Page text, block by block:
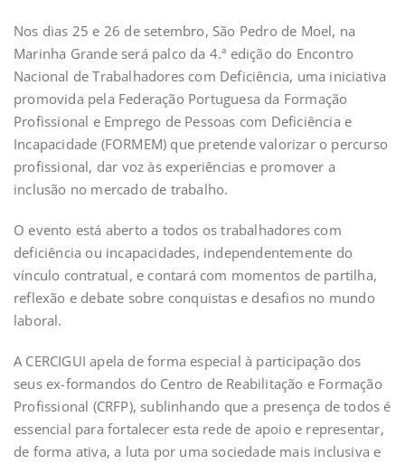
Nos dias 25 e 26 de setembro, São Pedro de Moel, na
Marinha Grande será palco da 4.ª edição do Encontro
Nacional de Trabalhadores com Deficiência, uma iniciativa
promovida pela Federação Portuguesa da Formação
Profissional e Emprego de Pessoas com Deficiência e
Incapacidade (FORMEM) que pretende valorizar o percurso
profissional, dar voz às experiências e promover a
inclusão no mercado de trabalho.
O evento está aberto a todos os trabalhadores com
deficiência ou incapacidades, independentemente do
vínculo contratual, e contará com momentos de partilha,
reflexão e debate sobre conquistas e desafios no mundo
laboral.
A CERCIGUI apela de forma especial à participação dos
seus ex-formandos do Centro de Reabilitação e Formação
Profissional (CRFP), sublinhando que a presença de todos é
essencial para fortalecer esta rede de apoio e representar,
de forma ativa, a luta por uma sociedade mais inclusiva e